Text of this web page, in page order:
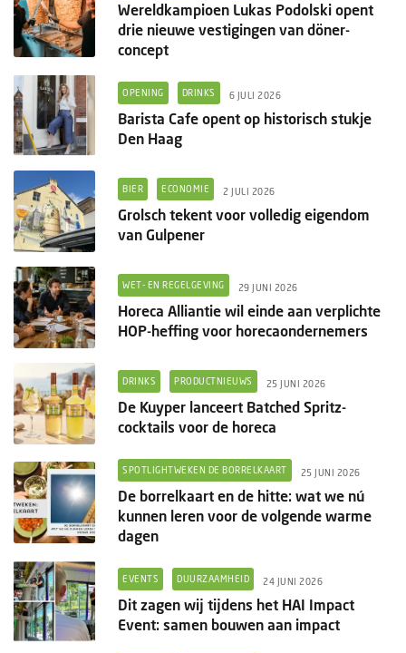
Wereldkampioen Lukas Podolski opent
drie nieuwe vestigingen van döner-
concept
OPENING DRINKS 6 JULI 2026
Barista Cafe opent op historisch stukje
Den Haag
BIER ECONOMIE 2 JULI 2026
Grolsch tekent voor volledig eigendom
van Gulpener
WET- EN REGELGEVING 29 JUNI 2026
Horeca Alliantie wil einde aan verplichte
HOP-heffing voor horecaondernemers
DRINKS PRODUCTNIEUWS 25 JUNI 2026
De Kuyper lanceert Batched Spritz-
cocktails voor de horeca
SPOTLIGHTWEKEN DE BORRELKAART 25 JUNI 2026
De borrelkaart en de hitte: wat we nú
kunnen leren voor de volgende warme
dagen
EVENTS DUURZAAMHEID 24 JUNI 2026
Dit zagen wij tijdens het HAI Impact
Event: samen bouwen aan impact